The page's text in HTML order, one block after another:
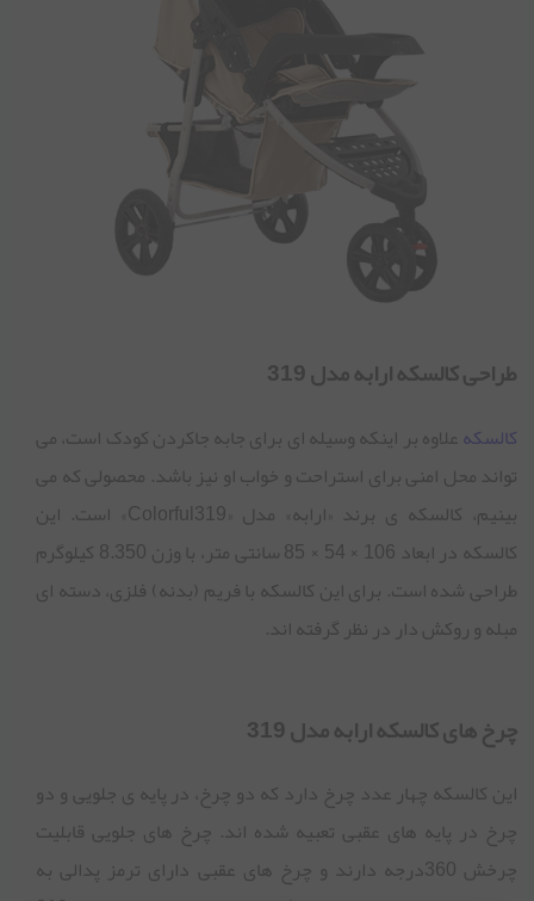
طراحی کالسکه ارابه مدل 319
کالسکهعلاوه بر اینکه وسیله ای برای جابه جاکردن کودک است، می
تواند محل امنی برای استراحت و خواب او نیز باشد. محصولی که می
بینیم، کالسکه ی برند «ارابه» مدل «Colorful319» است. این
کالسکه در ابعاد 106 × 54 × 85 سانتی متر، با وزن 8.350 کیلوگرم
طراحی شده است. برای این کالسکه با فریم (بدنه) فلزی، دسته ای
مبله و روکش دار در نظر گرفته اند.
چرخ های کالسکه ارابه مدل 319
این کالسکه چهار عدد چرخ دارد که دو چرخ، در پایه ی جلویی و دو
چرخ در پایه های عقبی تعبیه شده اند. چرخ های جلویی قابلیت
چرخش 360درجه دارند و چرخ های عقبی دارای ترمز پدالی به